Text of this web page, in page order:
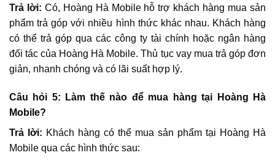
Trả lời: Có, Hoàng Hà Mobile hỗ trợ khách hàng mua sản
phẩm trả góp với nhiều hình thức khác nhau. Khách hàng
có thể trả góp qua các công ty tài chính hoặc ngân hàng
đối tác của Hoàng Hà Mobile. Thủ tục vay mua trả góp đơn
giản, nhanh chóng và có lãi suất hợp lý.
Câu hỏi 5: Làm thế nào để mua hàng tại Hoàng Hà
Mobile?
Trả lời: Khách hàng có thể mua sản phẩm tại Hoàng Hà
Mobile qua các hình thức sau: